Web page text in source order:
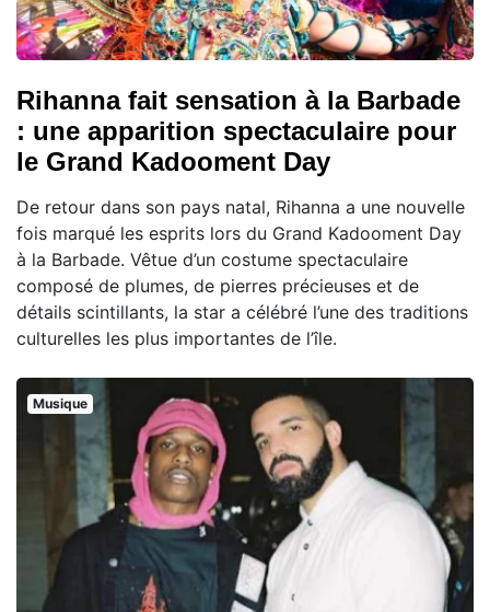
Rihanna fait sensation à la Barbade
: une apparition spectaculaire pour
le Grand Kadooment Day
De retour dans son pays natal, Rihanna a une nouvelle
fois marqué les esprits lors du Grand Kadooment Day
à la Barbade. Vêtue d’un costume spectaculaire
composé de plumes, de pierres précieuses et de
détails scintillants, la star a célébré l’une des traditions
culturelles les plus importantes de l’île.
Musique